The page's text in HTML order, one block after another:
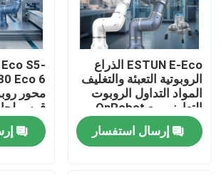
ESTUN E-Eco الذراع
الروبوتية التعبئة والتغليف
المواد التداول الروبوت
التعاوني مع OnRobot
المقبض
إرسال استفسار
S5-
Eco 6
محور
قوس
المواقع